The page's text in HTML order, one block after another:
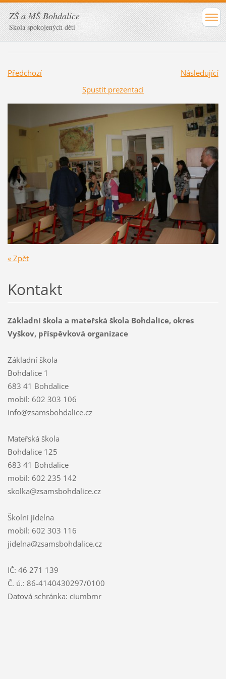
ZŠ a MŠ Bohdalice
Škola spokojených dětí
Předchozí
Následující
Spustit prezentaci
« Zpět
Kontakt
Základní škola a mateřská škola Bohdalice, okres
Vyškov, příspěvková organizace
Základní škola
Bohdalice 1
683 41 Bohdalice
mobil: 602 303 106
info@zsamsbohdalice.cz
Mateřská škola
Bohdalice 125
683 41 Bohdalice
mobil: 602 235 142
skolka@zsamsbohdalice.cz
Školní jídelna
mobil: 602 303 116
jidelna@zsamsbohdalice.cz
IČ: 46 271 139
Č. ú.: 86-4140430297/0100
Datová schránka: ciumbmr